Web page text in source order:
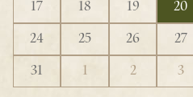
17
18 19 20
24
25 26 27
31
1 2 3